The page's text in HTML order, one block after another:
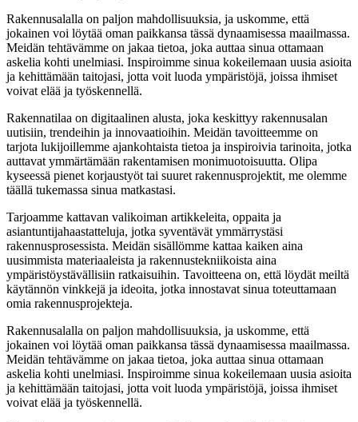
Rakennusalalla on paljon mahdollisuuksia, ja uskomme, että
jokainen voi löytää oman paikkansa tässä dynaamisessa maailmassa.
Meidän tehtävämme on jakaa tietoa, joka auttaa sinua ottamaan
askelia kohti unelmiasi. Inspiroimme sinua kokeilemaan uusia asioita
ja kehittämään taitojasi, jotta voit luoda ympäristöjä, joissa ihmiset
voivat elää ja työskennellä.
Rakennatilaa on digitaalinen alusta, joka keskittyy rakennusalan
uutisiin, trendeihin ja innovaatioihin. Meidän tavoitteemme on
tarjota lukijoillemme ajankohtaista tietoa ja inspiroivia tarinoita, jotka
auttavat ymmärtämään rakentamisen monimuotoisuutta. Olipa
kyseessä pienet korjaustyöt tai suuret rakennusprojektit, me olemme
täällä tukemassa sinua matkastasi.
Tarjoamme kattavan valikoiman artikkeleita, oppaita ja
asiantuntijahaastatteluja, jotka syventävät ymmärrystäsi
rakennusprosessista. Meidän sisällömme kattaa kaiken aina
uusimmista materiaaleista ja rakennustekniikoista aina
ympäristöystävällisiin ratkaisuihin. Tavoitteena on, että löydät meiltä
käytännön vinkkejä ja ideoita, jotka innostavat sinua toteuttamaan
omia rakennusprojekteja.
Rakennusalalla on paljon mahdollisuuksia, ja uskomme, että
jokainen voi löytää oman paikkansa tässä dynaamisessa maailmassa.
Meidän tehtävämme on jakaa tietoa, joka auttaa sinua ottamaan
askelia kohti unelmiasi. Inspiroimme sinua kokeilemaan uusia asioita
ja kehittämään taitojasi, jotta voit luoda ympäristöjä, joissa ihmiset
voivat elää ja työskennellä.